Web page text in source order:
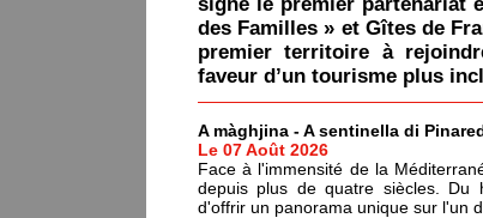
des Familles » et Gîtes de
premier territoire à
faveur d’un tourisme plus
A màghjina - A sentinella di
Le 07 Août 2026
Face à l'immensité de la
depuis plus de quatre siècles. Du
d'offrir un panorama unique sur l'un